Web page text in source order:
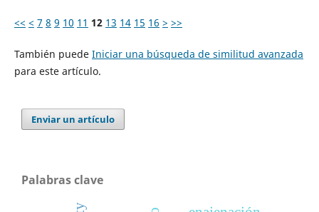
<< < 7 8 9 10 11 12 13 14 15 16 > >>
También puede Iniciar una búsqueda de similitud avanzada
para este artículo.
Enviar un artículo
Palabras clave